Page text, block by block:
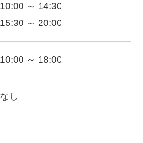
10:00 ～ 14:30
15:30 ～ 20:00
10:00 ～ 18:00
なし